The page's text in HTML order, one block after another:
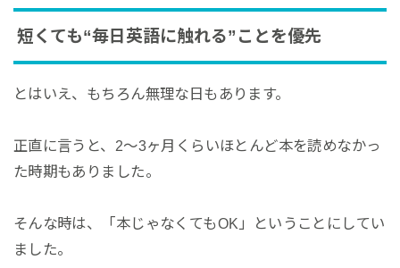
短くても“毎日英語に触れる”ことを優先
とはいえ、もちろん無理な日もあります。
正直に言うと、2〜3ヶ月くらいほとんど本を読めなかっ
た時期もありました。
そんな時は、「本じゃなくてもOK」ということにしてい
ました。